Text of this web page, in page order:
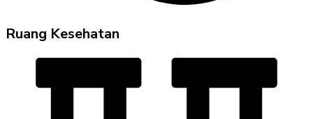
Ruang Kesehatan